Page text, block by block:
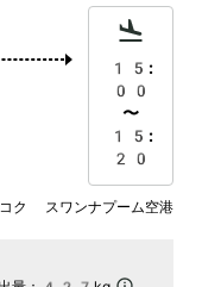
15:
00
〜
15:
20
ク スワンナプーム空港